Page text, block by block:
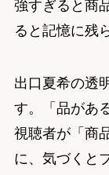
強すぎると商
ると記憶に残
出口夏希の透
す。「品があ
視聴者が「商
に、気づくと